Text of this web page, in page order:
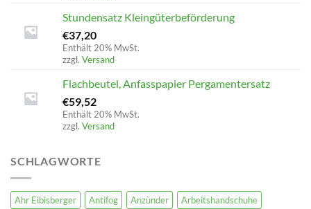
Stundensatz Kleingüterbeförderung
€37,20
Enthält 20% MwSt.
zzgl. Versand
Flachbeutel, Anfasspapier Pergamentersatz
€59,52
Enthält 20% MwSt.
zzgl. Versand
SCHLAGWORTE
Ahr Eibisberger Antifog Anzünder
Arbeitshandschuhe